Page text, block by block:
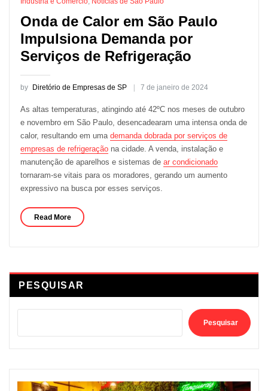
Onda de Calor em São Paulo
Impulsiona Demanda por
Serviços de Refrigeração
by Diretório de Empresas de SP 7 de janeiro de 2024
As altas temperaturas, atingindo até 42ºC nos meses de outubro
e novembro em São Paulo, desencadearam uma intensa onda de
calor, resultando em uma demanda dobrada por serviços de
empresas de refrigeraçãona cidade. A venda, instalação e
manutenção de aparelhos e sistemas de ar condicionado
tornaram-se vitais para os moradores, gerando um aumento
expressivo na busca por esses serviços.
Read More
PESQUISAR
Pesquisar